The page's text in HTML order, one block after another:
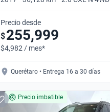
Automático
Precio desde
$255,999
$4,982 / mes*
Querétaro • Entrega 16 a 30 días
Precio imbatible